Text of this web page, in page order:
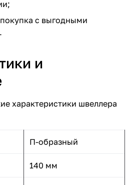
с выгодными
и
характеристики швеллера
П-образный
140 мм